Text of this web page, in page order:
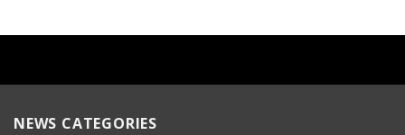
NEWS CATEGORIES